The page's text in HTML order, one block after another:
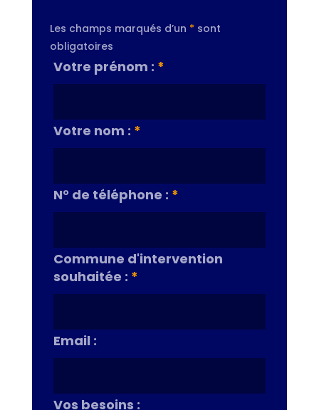
Les champs marqués d’un * sont
obligatoires
Votre prénom : *
Votre nom : *
N° de téléphone : *
Commune d'intervention
souhaitée : *
Email :
Vos besoins :